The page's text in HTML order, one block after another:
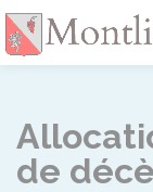
de